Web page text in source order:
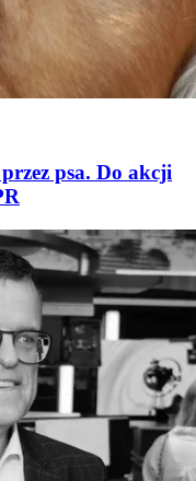
psa. Do akcji